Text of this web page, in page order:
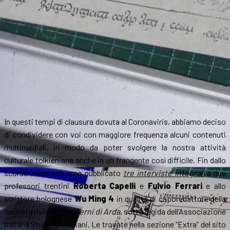
verità
delle
fiabe
In questi tempi di clausura dovuta al Coronaviris, abbiamo deciso
di condividere con voi con maggiore frequenza alcuni contenuti
multimediali, in modo da poter svolgere la nostra attività
culturale tolkieniana anche in un frangente così difficile. Fin dallo
scorso mese abbiamo pubblicato tre interviste integralia due
professori trentiniRoberta Capelli e Fulvio Ferrarie allo
scrittore bologneseWu Ming 4 in qualità di caporedattore della
neonata rivista
I Quaderni di Arda, sotto l’egida dell’Associazione
Italiana Studi Tolkieniani. Le trovate nella sezione “Extra” del sito